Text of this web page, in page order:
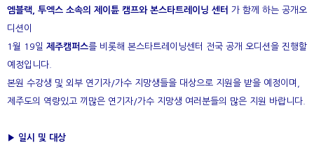
엠블랙, 투엑스 소속의 제이튠 캠프와 본스타트레이닝 센터 가 함께 하는 공개오
디션이
1월 19일 제주캠퍼스를 비롯해 본스타트레이닝센터 전국 공개 오디션을 진행할
예정입니다.
본원 수강생 및 외부 연기자/가수 지망생들을 대상으로 지원을 받을 예정이며,
제주도의 역량있고 끼많은 연기자/가수 지망생 여러분들의 많은 지원 바랍니다.
▶ 일시 및 대상